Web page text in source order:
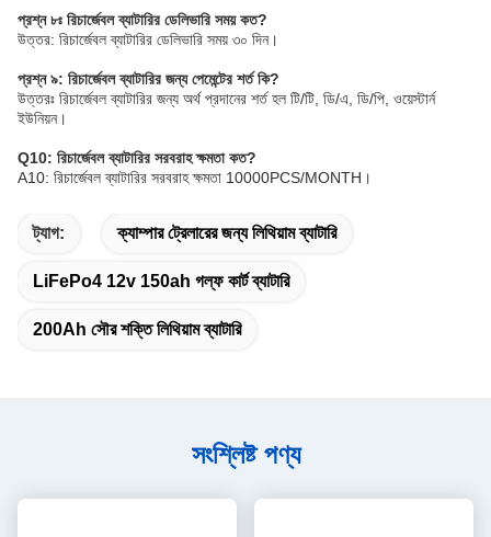
প্রশ্ন ৮ঃ রিচার্জেবল ব্যাটারির ডেলিভারি সময় কত?
উত্তর: রিচার্জেবল ব্যাটারির ডেলিভারি সময় ৩০ দিন।
প্রশ্ন ৯: রিচার্জেবল ব্যাটারির জন্য পেমেন্টের শর্ত কি?
উত্তরঃ রিচার্জেবল ব্যাটারির জন্য অর্থ প্রদানের শর্ত হল টি/টি, ডি/এ, ডি/পি, ওয়েস্টার্ন
ইউনিয়ন।
Q10: রিচার্জেবল ব্যাটারির সরবরাহ ক্ষমতা কত?
A10: রিচার্জেবল ব্যাটারির সরবরাহ ক্ষমতা 10000PCS/MONTH।
ট্যাগ: ক্যাম্পার ট্রেলারের জন্য লিথিয়াম ব্যাটারি
LiFePo4 12v 150ah গল্ফ কার্ট ব্যাটারি
200Ah সৌর শক্তি লিথিয়াম ব্যাটারি
সংশ্লিষ্ট পণ্য